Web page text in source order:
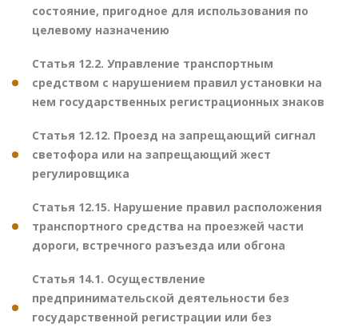
состояние, пригодное для использования по
целевому назначению
Статья 12.2. Управление транспортным
средством с нарушением правил установки на
нем государственных регистрационных знаков
Статья 12.12. Проезд на запрещающий сигнал
светофора или на запрещающий жест
регулировщика
Статья 12.15. Нарушение правил расположения
транспортного средства на проезжей части
дороги, встречного разъезда или обгона
Статья 14.1. Осуществление
предпринимательской деятельности без
государственной регистрации или без